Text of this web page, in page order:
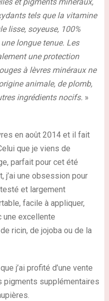
tels que la vitamine
lisse, soyeuse, 100%
longue tenue. Les
une protection
à lèvres minéraux ne
animale, de plomb,
ingrédients nocifs. »
en août 2014 et il fait
que je viens de
parfaitpour cet été
j’ai une obsession pour
et largement
, facile à appliquer,
une excellente
ricin, de jojoba ou de la
j’ai profité d’une vente
pigments supplémentaires